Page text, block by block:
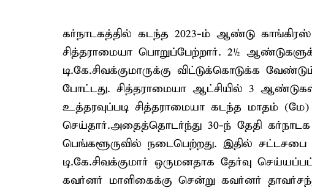
கர்நாடகத்தில் கடந்த 2023-ம் ஆண்டு
சித்தராமையா பொறுப்பேற்றார். 2½
டி.கே.சிவக்குமாருக்கு விட்டுக்கொடுக்க
போட்டது. சித்தராமையா ஆட்சியில் 3
உத்தரவுப்படி சித்தராமையா கடந்த மாதம்
செய்தார்.அதைத்தொடர்ந்து 30-ந் தேதி
பெங்களூருவில் நடைபெற்றது. இதில் சட்டசபை
டி.கே.சிவக்குமார் ஒருமனதாக தேர்வு
கவர்னர் மாளிகைக்கு சென்று கவர்னர்